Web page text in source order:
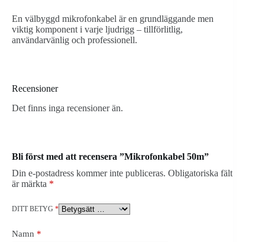
En välbyggd mikrofonkabel är en grundläggande men
viktig komponent i varje ljudrigg – tillförlitlig,
användarvänlig och professionell.
Recensioner
Det finns inga recensioner än.
Bli först med att recensera ”Mikrofonkabel 50m”
Din e-postadress kommer inte publiceras. Obligatoriska fält
är märkta *
DITT BETYG *
Namn *